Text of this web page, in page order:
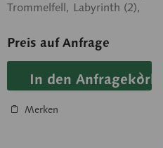
Trommelfell, Labyrinth (2),
Preis auf Anfrage
In den Anfragekorb
Merken